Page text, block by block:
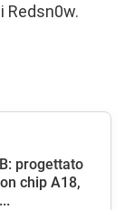
Redsn0w.
progettato
chip A18,